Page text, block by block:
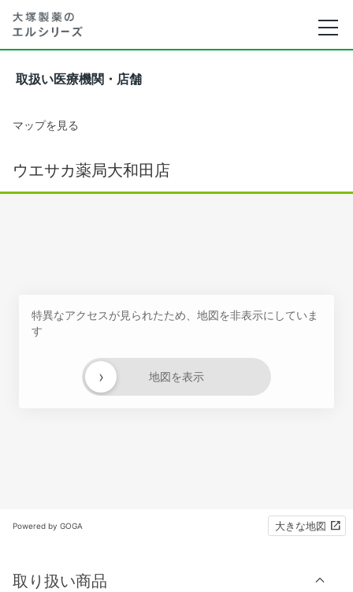
取扱い医療機関・店舗
マップを見る
ウエサカ薬局大和田店
特異なアクセスが見られたため、地図を非表示にしていま
す
地図を表示
›
Powered by GOGA 大きな地図
取り扱い商品